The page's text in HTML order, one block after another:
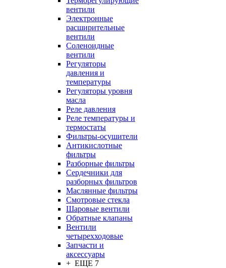
вентили
Электронные
расширительные
вентили
Соленоидные
вентили
Регуляторы
давления и
температуры
Регуляторы уровня
масла
Реле давления
Реле температуры и
термостаты
Фильтры-осушители
Антикислотные
фильтры
Разборные фильтры
Сердечники для
разборных фильтров
Маслянные фильтры
Смотровые стекла
Шаровые вентили
Обратные клапаны
Вентили
четырехходовые
Запчасти и
аксессуары
+ ЕЩЕ 7